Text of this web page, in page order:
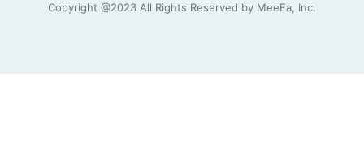
Copyright @2023 All Rights Reserved by MeeFa, Inc.